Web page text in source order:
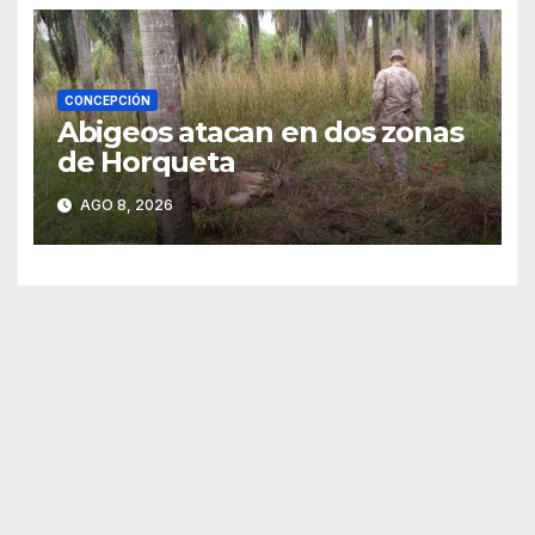
CONCEPCIÓN
Abigeos atacan en dos zonas
de Horqueta
AGO 8, 2026